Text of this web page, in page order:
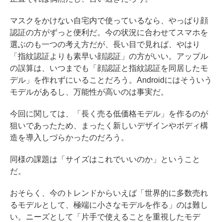
マスクをかけない自宅内で使っているなら、やっぱり顔
認証の方がずっと便利だ。今の状況に合わせてスマホを
選ぶのも一つの考え方だが、長い目で見れば、やはり
「指紋認証よりも素早い顔認証」の方がいい。アップル
の誤算は、いつまでも「顔認証と指紋認証を同居したモ
デル」を作れずにいることだろう。Androidにはそういう
モデルがあるし、万能性が高いのは事実だ。
今回に関しては、「長く売る低価格モデル」を作るのが
狙いであったため、まったく新しいデザインやボディ構
造を導入しづらかったのだろう。
同様の課題は「サイズはこれでいいのか」ということ
だ。
おそらく、今のトレンドからいえば「世界的に多数売れ
るモデルとして、極端に小さなモデルを作る」のは難し
い。ニーズとして「片手で使えることを重視したモデ